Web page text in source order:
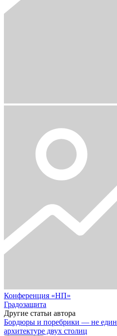
Конференция «НП»
Градозащита
Другие статьи автора
Бордюры и поребрики — не
архитектуре двух столиц